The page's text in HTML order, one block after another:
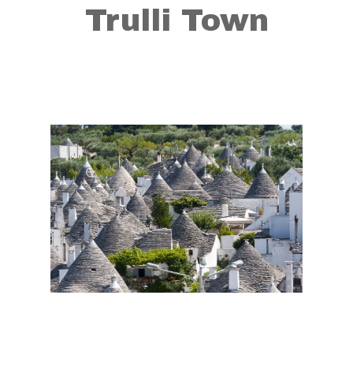
Trulli Town